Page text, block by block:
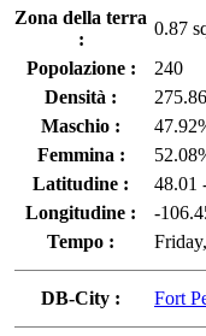
Zona della terra
:
0.87
Popolazione :
240
Densità :
Maschio :
Femmina :
Latitudine :
48.01
Longitudine :
-
Tempo :
DB-City : Fort